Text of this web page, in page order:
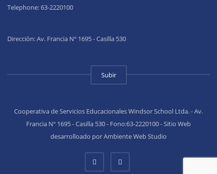
Telephone: 63-2220100
Dirección: Av. Francia Nº 1695 - Casilla 530
Subir
Cooperativa de Servicios Educacionales Windsor School Ltda. - Av.
Francia Nº 1695 - Casilla 530 - Fono:63-2220100 - Sitio Web
desarrolloado por Ambiente Web Studio